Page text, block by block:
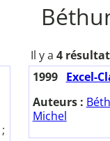
Il y a 4
;
1999
Excel-
Auteurs :
Michel